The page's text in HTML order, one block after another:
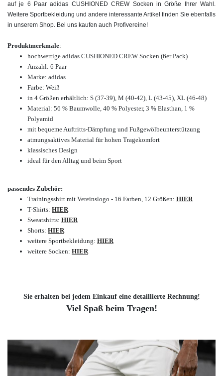
auf je 6 Paar adidas CUSHIONED CREW Socken in Größe Ihrer Wahl.
Weitere Sportbekleidung und andere interessante Artikel finden Sie ebenfalls
in unserem Shop. Bei uns kaufen auch Profivereine!
Produktmerkmale:
hochwertige adidas CUSHIONED CREW Socken (6er Pack)
Anzahl: 6 Paar
Marke: adidas
Farbe: Weiß
in 4 Größen erhältlich: S (37-39), M (40-42), L (43-45), XL (46-48)
Material: 56 % Baumwolle, 40 % Polyester, 3 % Elasthan, 1 %
Polyamid
mit bequeme Auftritts-Dämpfung und Fußgewölbeunterstützung
atmungsaktives Material für hohen Tragekomfort
klassisches Design
ideal für den Alltag und beim Sport
passendes Zubehör:
Trainingsshirt mit Vereinslogo - 16 Farben, 12 Größen: HIER
T-Shirts: HIER
Sweatshirts: HIER
Shorts: HIER
weitere Sportbekleidung: HIER
weitere Socken: HIER
Sie erhalten bei jedem Einkauf eine detaillierte Rechnung!
Viel Spaß beim Tragen!